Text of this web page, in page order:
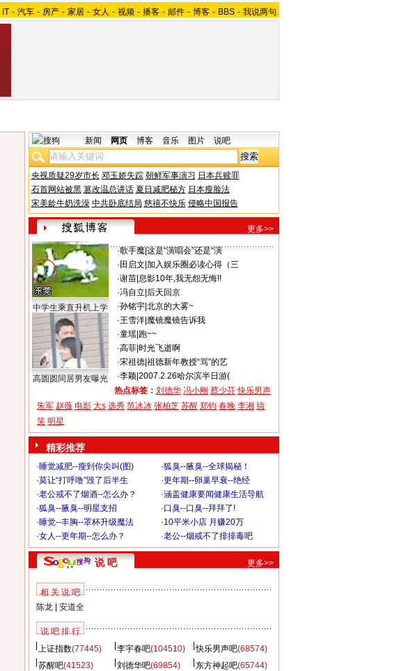
IT - 汽车 - 房产 - 家居 - 女人 - 视频 - 播客 - 邮件 - 博客 - BBS - 我说两句
新闻 网页 博客 音乐 图片 说吧
央视质疑29岁市长 邓玉娇失踪 朝鲜军事演习 日本兵赎罪
石首网站被黑 篡改温总讲话 夏日减肥秘方 日本瘦脸法
宋美龄牛奶洗澡 中共卧底结局 慈禧不快乐 侵略中国报告
更多>>
中学生乘直升机上学
高圆圆同居男友曝光
·歌手魔| 这是“演唱会”还是“演
· 田启文 加入娱乐圈必读心得（三
·谢苗| 息影10年,我无怨无悔!!
·冯自立 后天回京
·孙铭宇| 北京的大雾~
·王雪洋| 魔镜魔镜告诉我
·童瑶| 跑~~
·高菲| 时光飞逝啊
·宋祖德| 祖德新年教授“骂”的艺
·李颖| 2007.2.26哈尔滨半日游(
热点标签： 刘德华 冯小刚 蔡少芬 快乐男声
朱军 赵薇 电影 大s 选秀 范冰冰 张柏芝 苏醒 郑钧 春晚 李湘 搞
笑 明星
精彩推荐
·睡觉减肥--瘦到你尖叫(图) ·狐臭--腋臭--全球揭秘！
·莫让“打呼噜”毁了后半生 ·更年期--卵巢早衰--绝经
·老公戒不了烟酒--怎么办？ ·涵盖健康要闻健康生活导航
·狐臭--腋臭--明星支招 ·口臭--口臭--拜拜了!
·睡觉--丰胸--罩杯升级魔法 ·10平米小店 月赚20万
·女人--更年期--怎么办？ ·老公--烟戒不了排排毒吧
说 吧 更多>>
相 关 说 吧
陈龙| 安道全
说 吧 排 行
上证指数(77445) 李宇春吧(104510) 快乐男声吧(68574)
苏醒吧(41523) 刘德华吧(69854) 东方神起吧(65744)